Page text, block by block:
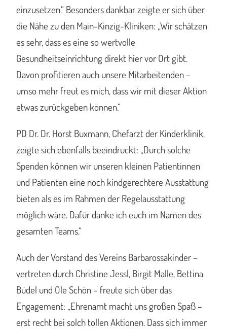
einzusetzen.“ Besonders dankbar zeigte er sich über
die Nähe zu den Main-Kinzig-Kliniken: „Wir schätzen
es sehr, dass es eine so wertvolle
Gesundheitseinrichtung direkt hier vor Ort gibt.
Davon profitieren auch unsere Mitarbeitenden –
umso mehr freut es mich, dass wir mit dieser Aktion
etwas zurückgeben können.“
PD Dr. Dr. Horst Buxmann, Chefarzt der Kinderklinik,
zeigte sich ebenfalls beeindruckt: „Durch solche
Spenden können wir unseren kleinen Patientinnen
und Patienten eine noch kindgerechtere Ausstattung
bieten als es im Rahmen der Regelausstattung
möglich wäre. Dafür danke ich euch im Namen des
gesamten Teams.“
Auch der Vorstand des Vereins Barbarossakinder –
vertreten durch Christine Jessl, Birgit Malle, Bettina
Büdel und Ole Schön – freute sich über das
Engagement: „Ehrenamt macht uns großen Spaß –
erst recht bei solch tollen Aktionen. Dass sich immer